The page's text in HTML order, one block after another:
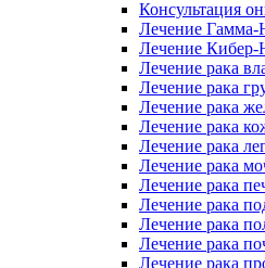
Консультация
Лечение
Лечение
Лечение рака
Лечение рака
Лечение рака
Лечение рака
Лечение рака
Лечение рака
Лечение рака
Лечение рака
Лечение рака
Лечение рака
Лечение рака